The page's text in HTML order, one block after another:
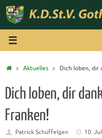
Zum
Inhalt
springen
StartAktuelles Dich loben, dir
Dich loben, dir
Franken!
Patrick Schüffelgen 10.